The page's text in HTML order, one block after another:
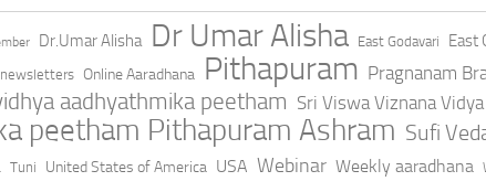
Dr.Umar Alisha Dr Umar Alisha East Godavari East
newsletters Online Aaradhana Pithapuram Pragnanam
aadhyathmika peetham Sri Viswa Viznana
peetham Pithapuram Ashram Sufi
Tuni United States of America USA Webinar Weekly aaradhana